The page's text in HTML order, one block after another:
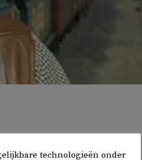
technologieën onder